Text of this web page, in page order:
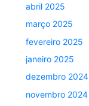
abril 2025
março 2025
fevereiro 2025
janeiro 2025
dezembro 2024
novembro 2024